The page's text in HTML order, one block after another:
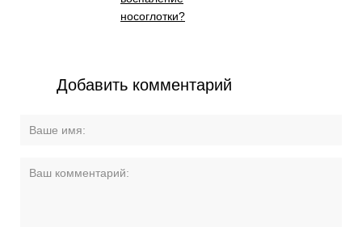
носоглотки?
Добавить комментарий